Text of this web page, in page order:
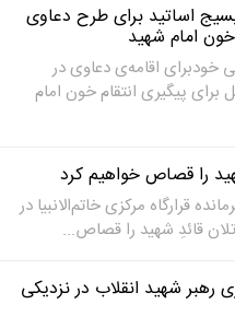
اساتید برای طرح دعاوی
خون امام شهید
خودبرای اقامه‌ی دعاوی در
برای پیگیری انتقام خون امام
را قصاص خواهیم کرد
قرارگاه مرکزی خاتم‌الانبیا در
قائدِ شهید را قصاص...
شهید انقلاب در نزدیکی